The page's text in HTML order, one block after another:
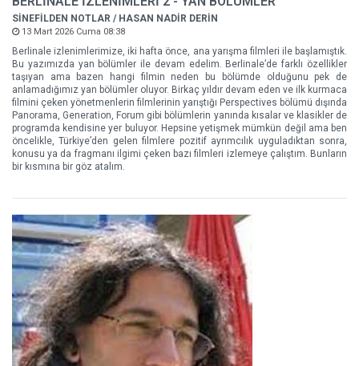
SİNEFİLDEN NOTLAR / HASAN NADİR DERİN
13 Mart 2026 Cuma 08:38
Berlinale izlenimlerimize, iki hafta önce, ana yarışma filmleri ile başlamıştık.
Bu yazımızda yan bölümler ile devam edelim. Berlinale’de farklı özellikler
taşıyan ama bazen hangi filmin neden bu bölümde olduğunu pek de
anlamadığımız yan bölümler oluyor. Birkaç yıldır devam eden ve ilk kurmaca
filmini çeken yönetmenlerin filmlerinin yarıştığı Perspectives bölümü dışında
Panorama, Generation, Forum gibi bölümlerin yanında kısalar ve klasikler de
programda kendisine yer buluyor. Hepsine yetişmek mümkün değil ama ben
öncelikle, Türkiye’den gelen filmlere pozitif ayrımcılık uyguladıktan sonra,
konusu ya da fragmanı ilgimi çeken bazı filmleri izlemeye çalıştım. Bunların
bir kısmına bir göz atalım.